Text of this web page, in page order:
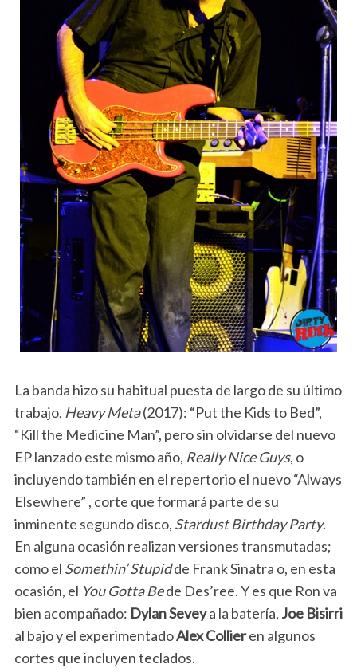
La banda hizo su habitual puesta de largo de su último
trabajo, Heavy Meta(2017): “Put the Kids to Bed”,
“Kill the Medicine Man”, pero sin olvidarse del nuevo
EP lanzado este mismo año, Really Nice Guys, o
incluyendo también en el repertorio el nuevo “Always
Elsewhere” , corte que formará parte de su
inminente segundo disco, Stardust Birthday Party.
En alguna ocasión realizan versiones transmutadas;
como el Somethin’ Stupidde Frank Sinatra o, en esta
ocasión, el You Gotta Bede Des’ree. Y es que Ron va
bien acompañado: Dylan Seveya la batería, Joe Bisirri
al bajo y el experimentadoAlex Collieren algunos
cortes que incluyen teclados.